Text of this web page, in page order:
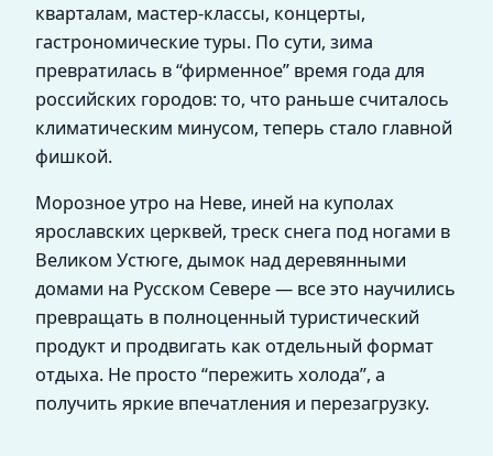
кварталам, мастер‑классы, концерты,
гастрономические туры. По сути, зима
превратилась в “фирменное” время года для
российских городов: то, что раньше считалось
климатическим минусом, теперь стало главной
фишкой.
Морозное утро на Неве, иней на куполах
ярославских церквей, треск снега под ногами в
Великом Устюге, дымок над деревянными
домами на Русском Севере — все это научились
превращать в полноценный туристический
продукт и продвигать как отдельный формат
отдыха. Не просто “пережить холода”, а
получить яркие впечатления и перезагрузку.